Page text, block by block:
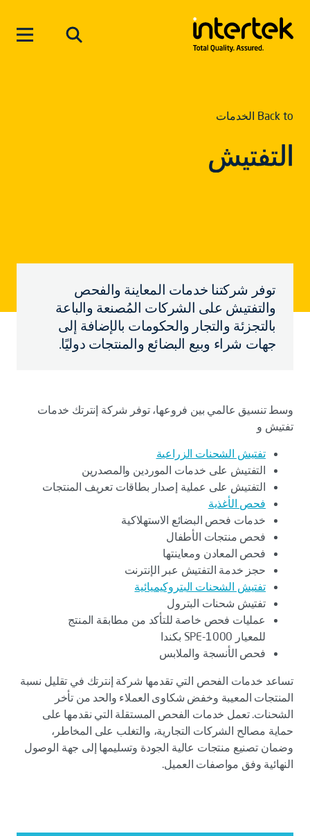
Back to الخدمات
التفتيش
توفر شركتنا خدمات المعاينة والفحص
والتفتيش على الشركات المُصنعة والباعة
بالتجزئة والتجار والحكومات بالإضافة إلى
جهات شراء وبيع البضائع والمنتجات دوليًا.
وسط تنسيق عالمي بين فروعها، توفر شركة إنترتك خدمات
تفتيش و
تفتيش الشحنات الزراعية
التفتيش على خدمات الموردين والمصدرين
التفتيش على عملية إصدار بطاقات تعريف المنتجات
فحص الأغذية
خدمات فحص البضائع الاستهلاكية
فحص منتجات الأطفال
فحص المعادن ومعاينتها
حجز خدمة التفتيش عبر الإنترنت
تفتيش الشحنات البتروكيميائية
تفتيش شحنات البترول
عمليات فحص خاصة للتأكد من مطابقة المنتج
للمعيار SPE-1000 بكندا
فحص الأنسجة والملابس
تساعد خدمات الفحص التي تقدمها شركة إنترتك في تقليل نسبة
المنتجات المعيبة وخفض شكاوى العملاء والحد من تأخر
الشحنات. تعمل خدمات الفحص المستقلة التي نقدمها على
حماية مصالح الشركات التجارية، والتغلب على المخاطر،
وضمان تصنيع منتجات عالية الجودة وتسليمها إلى جهة الوصول
النهائية وفق مواصفات العميل.